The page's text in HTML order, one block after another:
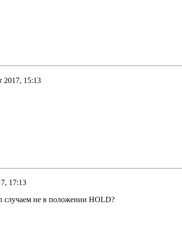
2017, 15:13
17:13
случаем не в положении HOLD?